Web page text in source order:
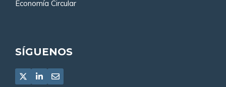
Economía Circular
SÍGUENOS